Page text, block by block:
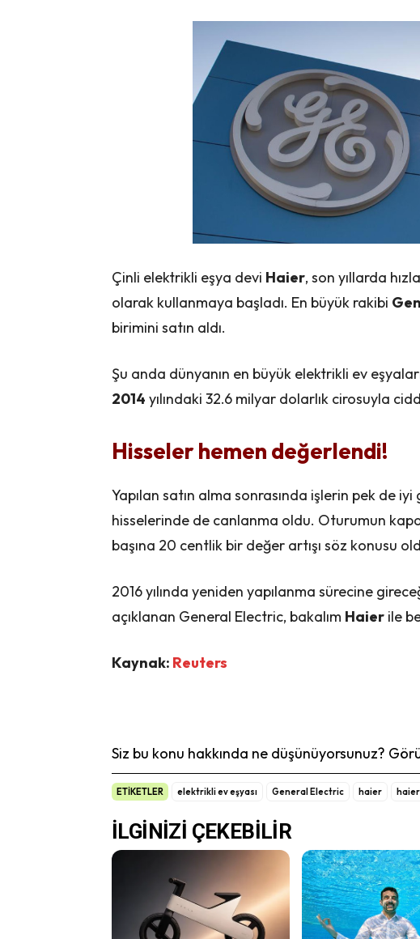
Çinli elektrikli eşya devi Haier, son yıllarda
olarak kullanmaya başladı. En büyük rakibi
birimini satın aldı.
Şu anda dünyanın en büyük elektrikli ev
2014 yılındaki 32.6 milyar dolarlık cirosuyla
Hisseler hemen değerlendi!
Yapılan satın alma sonrasında işlerin pek de
hisselerinde de canlanma oldu. Oturumun
başına 20 centlik bir değer artışı söz konusu
2016 yılında yeniden yapılanma sürecine
açıklanan General Electric, bakalım Haier ile
Kaynak: Reuters
Siz bu konu hakkında ne düşünüyorsunuz?
ETİKETLER elektrikli ev eşyası General Electric haier